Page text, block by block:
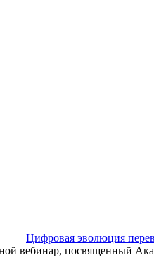
Цифровая эволюция
вебинар, посвященный